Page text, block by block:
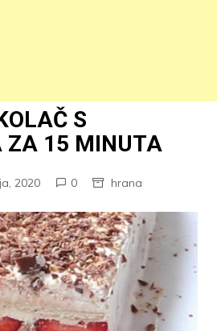
S
ZA 15 MINUTA
2020 0 hrana